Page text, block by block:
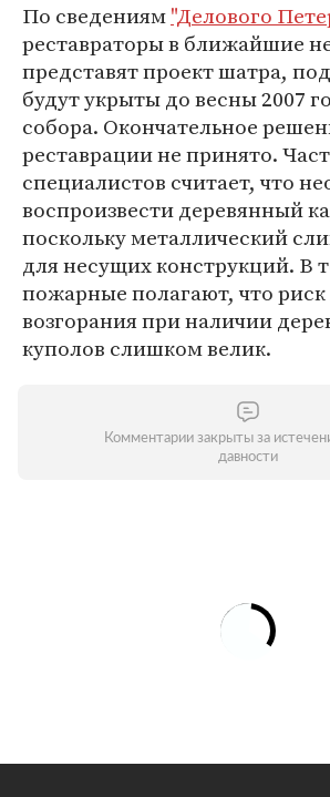
По сведениям"Делового
реставраторы в ближайшие
представят проект шатра,
будут укрыты до весны 2007
собора. Окончательное
реставрации не принято.
специалистов считает, что
воспроизвести деревянный
поскольку металлический
для несущих конструкций. В
пожарные полагают, что
возгорания при наличии
куполов слишком велик.
Комментарии закрыты за
давности